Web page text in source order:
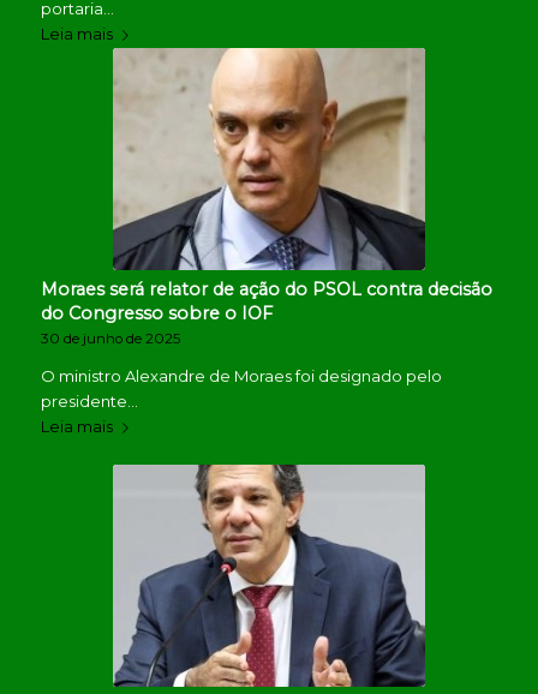
portaria…
Leia mais
Moraes será relator de ação do PSOL contra decisão
do Congresso sobre o IOF
30 de junho de 2025
O ministro Alexandre de Moraes foi designado pelo
presidente…
Leia mais